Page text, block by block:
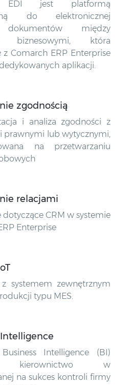
EDI jest platformą
do elektronicznej
między
biznesowymi, która
z Comarch ERP Enterprise
aplikacji.
zgodnością
i analiza zgodności z
prawnymi lub wytycznymi,
na przetwarzaniu
relacjami
dotyczące CRM w systemie
Enterprise
z systemem zewnętrznym
typu MES.
Intelligence (BI)
kierownictwo w
na sukces kontroli firmy